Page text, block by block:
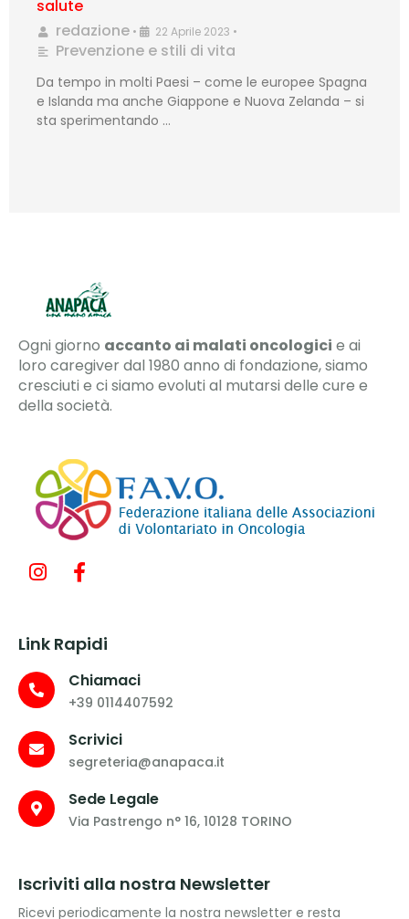
salute
redazione • 22 Aprile 2023 •
Prevenzione e stili di vita
Da tempo in molti Paesi – come le europee Spagna
e Islanda ma anche Giappone e Nuova Zelanda – si
sta sperimentando …
Ogni giorno accanto ai malati oncologici e ai
loro caregiver dal 1980 anno di fondazione, siamo
cresciuti e ci siamo evoluti al mutarsi delle cure e
della società.
Link Rapidi
Chiamaci
+39 0114407592
Scrivici
segreteria@anapaca.it
Sede Legale
Via Pastrengo n° 16, 10128 TORINO
Iscriviti alla nostra Newsletter
Ricevi periodicamente la nostra newsletter e resta